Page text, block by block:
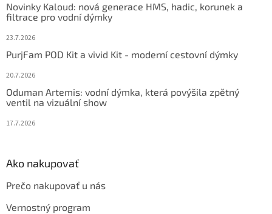
Novinky Kaloud: nová generace HMS, hadic, korunek a
filtrace pro vodní dýmky
23.7.2026
PurjFam POD Kit a vivid Kit - moderní cestovní dýmky
20.7.2026
Oduman Artemis: vodní dýmka, která povýšila zpětný
ventil na vizuální show
17.7.2026
Ako nakupovať
Prečo nakupovať u nás
Vernostný program